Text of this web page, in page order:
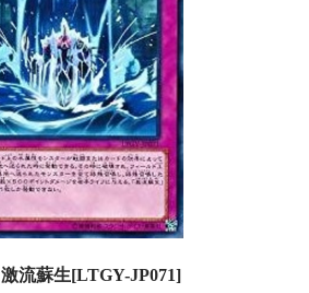
激流蘇生[LTGY-JP071]